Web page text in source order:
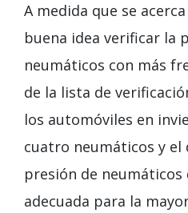
A medida que se
buena idea verificar la
neumáticos con más
de la lista de
los automóviles en
cuatro neumáticos y el
presión de neumáticos
adecuada para la